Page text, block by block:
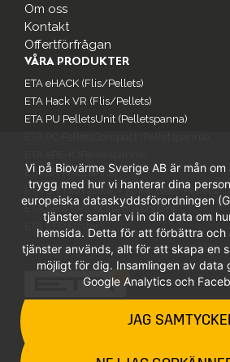
Om oss
Kontakt
Offertförfrågan
VÅRA PRODUKTER
ETA eHACK (Flis/Pellets)
ETA Hack VR (Flis/Pellets)
ETA PU PelletsUnit (Pelletspanna)
ETA SH (Vedpanna)
ETA SH Twin 20kw – 50kw (Ved/Pellets)
ETA SP & SPS Ackumulatortank
ETA EEP Elfilter
Vi på Biovärme Sverige AB är mån
trygg med hur vi hanterar dina
europeiska dataskyddsförordningen
tjänster samlar vi in din data om
hemsida. Detta för att förbättra och
tjänster används, allt för att skapa en
möjligt för dig. Insamlingen av data
Google Analytics och
JAG